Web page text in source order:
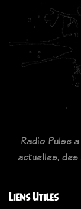
Radio Pulse
actuelles,
Liens Utiles